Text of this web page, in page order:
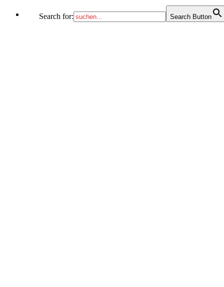
Search for: Search Button